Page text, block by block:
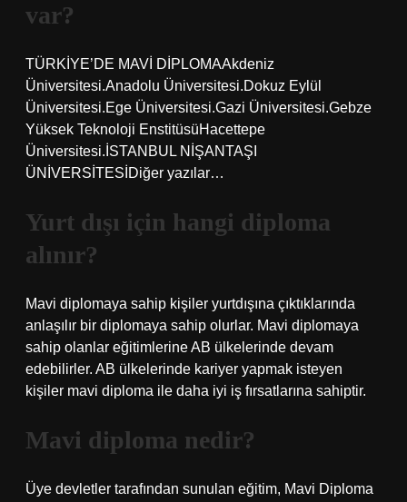
var?
TÜRKİYE’DE MAVİ DİPLOMAAkdeniz
Üniversitesi.Anadolu Üniversitesi.Dokuz Eylül
Üniversitesi.Ege Üniversitesi.Gazi Üniversitesi.Gebze
Yüksek Teknoloji EnstitüsüHacettepe
Üniversitesi.İSTANBUL NİŞANTAŞI
ÜNİVERSİTESİDiğer yazılar…
Yurt dışı için hangi diploma
alınır?
Mavi diplomaya sahip kişiler yurtdışına çıktıklarında
anlaşılır bir diplomaya sahip olurlar. Mavi diplomaya
sahip olanlar eğitimlerine AB ülkelerinde devam
edebilirler. AB ülkelerinde kariyer yapmak isteyen
kişiler mavi diploma ile daha iyi iş fırsatlarına sahiptir.
Mavi diploma nedir?
Üye devletler tarafından sunulan eğitim, Mavi Diploma